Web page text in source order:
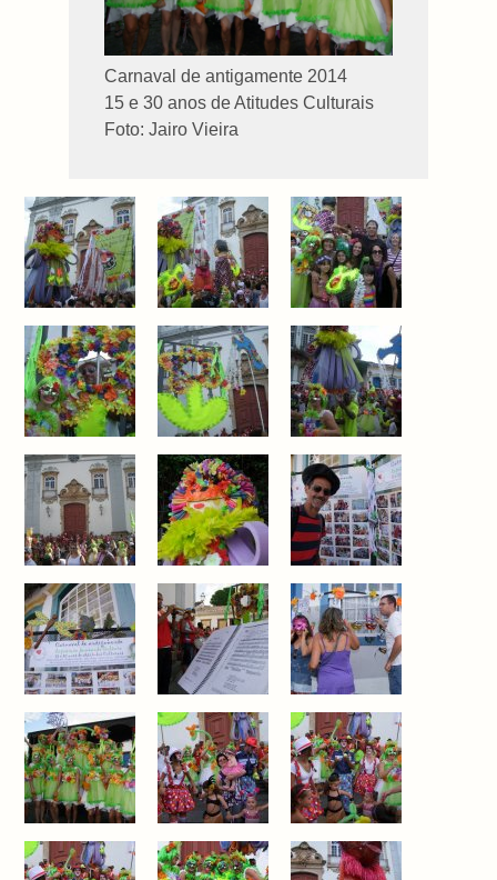
Carnaval de antigamente 2014
15 e 30 anos de Atitudes Culturais
Foto: Jairo Vieira